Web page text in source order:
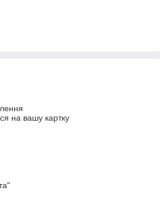
на вашу картку